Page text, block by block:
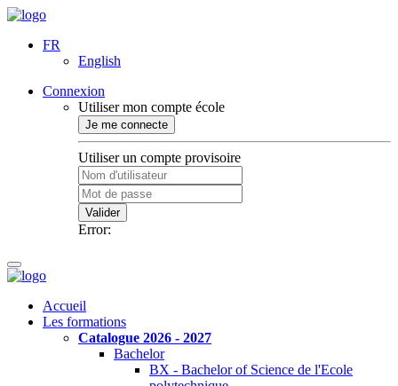
FR
English
Connexion
Utiliser mon compte école
Je me connecte
Utiliser un compte provisoire
Valider
Error:
Accueil
Les formations
Catalogue 2026 - 2027
Bachelor
BX - Bachelor of Science de l'Ecole